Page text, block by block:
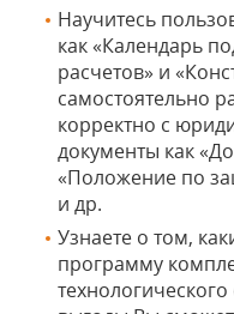
Научитесь
как «Календарь
расчетов» и
самостоятельно
корректно с
документы как
«Положение по
и др.
Узнаете о том,
программу